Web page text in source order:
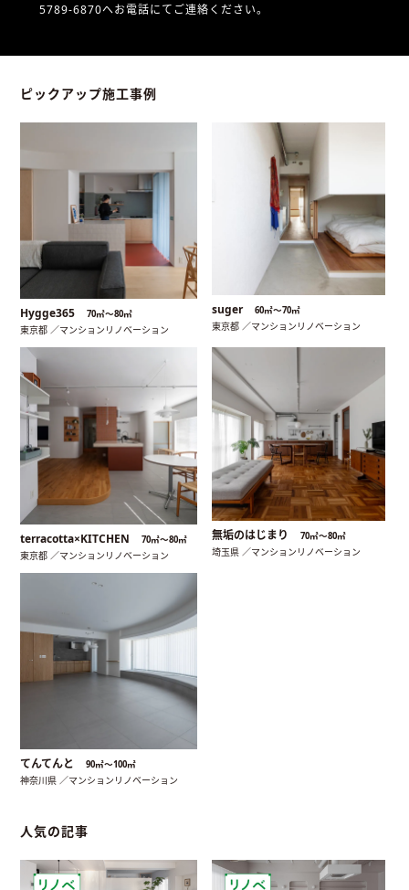
5789-6870へお電話にてご連絡ください。
ピックアップ施工事例
Hygge365 70㎡〜80㎡
東京都 ／マンションリノベーション
suger 60㎡〜70㎡
東京都 ／マンションリノベーション
terracotta×KITCHEN 70㎡〜80㎡
東京都 ／マンションリノベーション
無垢のはじまり 70㎡〜80㎡
埼玉県 ／マンションリノベーション
てんてんと 90㎡〜100㎡
神奈川県 ／マンションリノベーション
人気の記事